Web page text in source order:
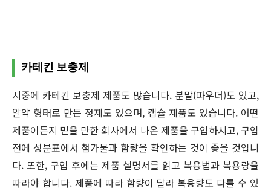
카테킨 보충제
시중에 카테킨 보충제 제품도 많습니다. 분말(파우더)도 있고,
알약 형태로 만든 정제도 있으며, 캡슐 제품도 있습니다. 어떤
제품이든지 믿을 만한 회사에서 나온 제품을 구입하시고, 구입
전에 성분표에서 첨가물과 함량을 확인하는 것이 좋을 것입니
다. 또한, 구입 후에는 제품 설명서를 읽고 복용법과 복용량을
따라야 합니다. 제품에 따라 함량이 달라 복용량도 다를 수 있